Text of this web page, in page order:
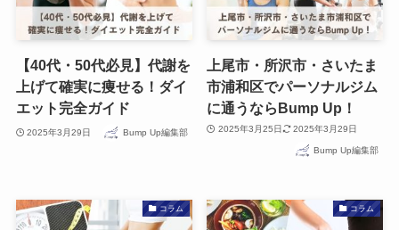
【40代・50代必見】代謝を
上げて確実に痩せる！ダイ
エット完全ガイド
2025年3月29日 Bump Up編集部
上尾市・所沢市・さいたま
市浦和区でパーソナルジム
に通うならBump Up！
2025年3月25日 2025年3月29日
Bump Up編集部
コラム コラム